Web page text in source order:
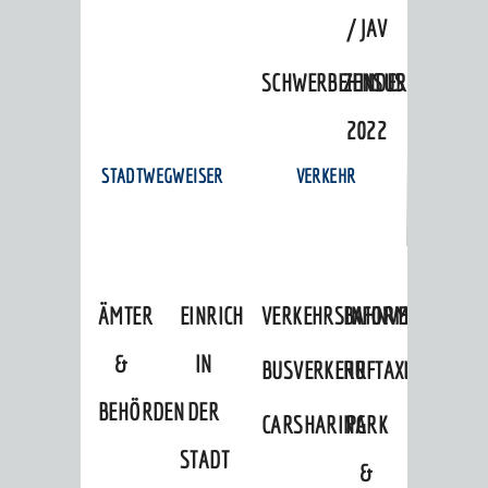
/ JAV
ZENSUS
2022
STADTWEGWEISER
ÄMTER
&
BEHÖRDEN
EINRICHTUNGEN
IN
DER
STADT
VERKEHR
VERKEHRSINFORMATIONEN
BAHNVERKEHR
BUSVERKEHRRUFTAXI
CARSHARINGPARK
&